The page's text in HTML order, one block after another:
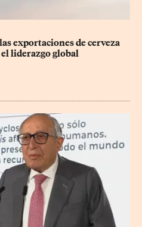
exportaciones de cerveza
liderazgo global